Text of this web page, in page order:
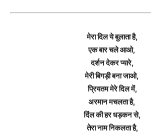
मेरा दिल ये बुलाता है,
एक बार चले आओ,
दर्शन देकर प्यारे,
मेरी बिगड़ी बना जाओ,
प्रियतम मेरे दिल में,
अरमान मचलता है,
दिंल की हर धड़कन से,
तेरा नाम निकलता है,